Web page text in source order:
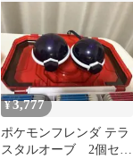
ド黒（ケース別売り
¥3,777
ポケモンフレンダ テラ
スタルオーブ 2個セッ